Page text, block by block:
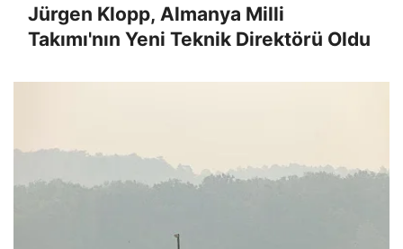
Jürgen Klopp, Almanya Milli
Takımı'nın Yeni Teknik Direktörü Oldu